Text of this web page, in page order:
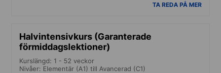
TA REDA PÅ MER
Halvintensivkurs (Garanterade
förmiddagslektioner)
Kurslängd: 1 - 52 veckor
Nivåer: Elementär (A1) till Avancerad (C1)